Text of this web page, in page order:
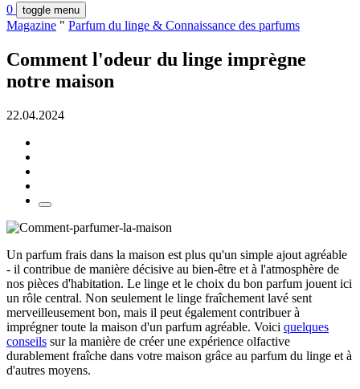
0 toggle menu
Magazine " Parfum du linge & Connaissance des parfums
Comment l'odeur du linge imprègne
notre maison
22.04.2024
Un parfum frais dans la maison est plus qu'un simple ajout agréable
- il contribue de manière décisive au bien-être et à l'atmosphère de
nos pièces d'habitation. Le linge et le choix du bon parfum jouent ici
un rôle central. Non seulement le linge fraîchement lavé sent
merveilleusement bon, mais il peut également contribuer à
imprégner toute la maison d'un parfum agréable. Voici quelques
conseils sur la manière de créer une expérience olfactive
durablement fraîche dans votre maison grâce au parfum du linge et à
d'autres moyens.